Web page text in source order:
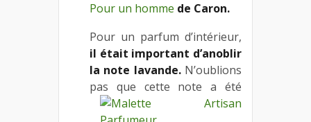
Pour un homme de Caron.
Pour un parfum d’intérieur,
il était important d’anoblir
la note lavande.N’oublions
pas que cette note a été